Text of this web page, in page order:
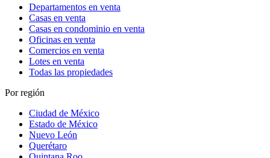
Departamentos en venta
Casas en venta
Casas en condominio en venta
Oficinas en venta
Comercios en venta
Lotes en venta
Todas las propiedades
Por región
Ciudad de México
Estado de México
Nuevo León
Querétaro